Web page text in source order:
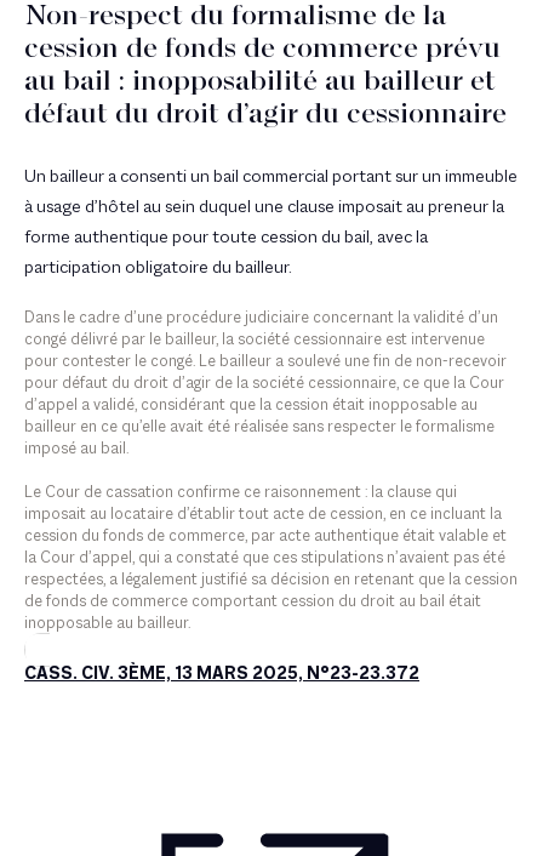
Non-respect du formalisme de la
cession de fonds de commerce prévu
au bail : inopposabilité au bailleur et
défaut du droit d’agir du cessionnaire
Un bailleur a consenti un bail commercial portant sur un immeuble
à usage d’hôtel au sein duquel une clause imposait au preneur la
forme authentique pour toute cession du bail, avec la
participation obligatoire du bailleur.
Dans le cadre d’une procédure judiciaire concernant la validité d’un
congé délivré par le bailleur, la société cessionnaire est intervenue
pour contester le congé. Le bailleur a soulevé une fin de non-recevoir
pour défaut du droit d’agir de la société cessionnaire, ce que la Cour
d’appel a validé, considérant que la cession était inopposable au
bailleur en ce qu’elle avait été réalisée sans respecter le formalisme
imposé au bail.
Le Cour de cassation confirme ce raisonnement : la clause qui
imposait au locataire d’établir tout acte de cession, en ce incluant la
cession du fonds de commerce, par acte authentique était valable et
la Cour d’appel, qui a constaté que ces stipulations n’avaient pas été
respectées, a légalement justifié sa décision en retenant que la cession
de fonds de commerce comportant cession du droit au bail était
inopposable au bailleur.
CASS. CIV. 3ÈME, 13 MARS 2025, N°23-23.372